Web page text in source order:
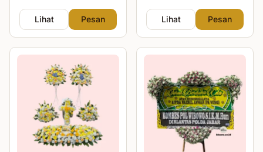
Lihat Pesan Lihat Pesan